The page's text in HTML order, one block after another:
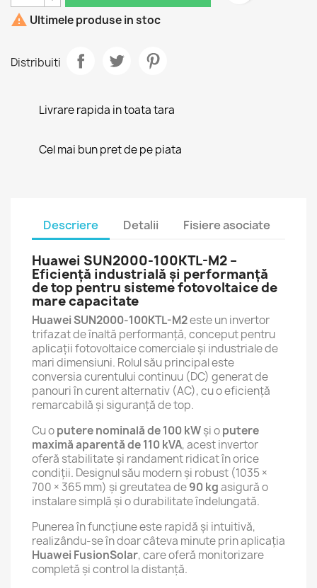
 Ultimele produse in stoc
Distribuiti
Livrare rapida in toata tara
Cel mai bun pret de pe piata
Descriere Detalii Fisiere asociate
Huawei SUN2000-100KTL-M2 –
Eficiență industrială și performanță
de top pentru sisteme fotovoltaice de
mare capacitate
Huawei SUN2000-100KTL-M2este un invertor
trifazat de înaltă performanță, conceput pentru
aplicații fotovoltaice comerciale și industriale de
mari dimensiuni. Rolul său principal este
conversia curentului continuu (DC) generat de
panouri în curent alternativ (AC), cu o eficiență
remarcabilă și siguranță de top.
Cu oputere nominală de 100 kWși oputere
maximă aparentă de 110 kVA, acest invertor
oferă stabilitate și randament ridicat în orice
condiții. Designul său modern și robust (1035 ×
700 × 365 mm) și greutatea de90 kgasigură o
instalare simplă și o durabilitate îndelungată.
Punerea în funcțiune este rapidă și intuitivă,
realizându-se în doar câteva minute prin aplicația
Huawei FusionSolar, care oferă monitorizare
completă și control la distanță.